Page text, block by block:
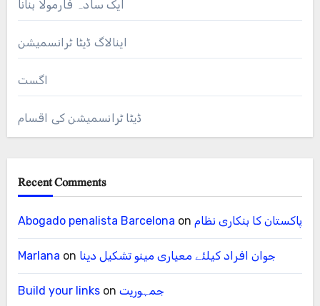
ایک سادہ فارمولا بنانا
اینالاگ ڈیٹا ٹرانسمیشن
اگست
ڈیٹا ٹرانسمیشن کی اقسام
Recent Comments
Abogado penalista Barcelona on پاکستان کا بنکاری نظام
Marlana on جوان افراد کیلئے معیاری مینو تشکیل دینا
Build your linkson جمہوریت